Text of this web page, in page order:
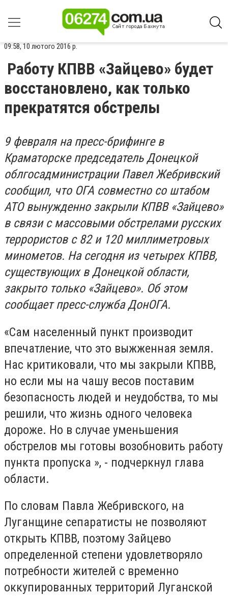
09:58, 10 лютого 2016 р.
Работу КПВВ «Зайцево» будет
восстановлено, как только
прекратятся обстрелы
9 февраля на пресс-брифинге в
Краматорске председатель Донецкой
облгосадминистрации Павел Жебривский
сообщил, что ОГА совместно со штабом
АТО вынужденно закрыли КПВВ «Зайцево»
в связи с массовыми обстрелами русских
террористов с 82 и 120 миллиметровых
минометов. На сегодня из четырех КПВВ,
существующих в Донецкой области,
закрыто только «Зайцево». Об этом
сообщает пресс-служба ДонОГА.
«Сам населенный пункт производит
впечатление, что это выжженная земля.
Нас критиковали, что мы закрыли КПВВ,
но если мы на чашу весов поставим
безопасность людей и неудобства, то мы
решили, что жизнь одного человека
дороже. Но в случае уменьшения
обстрелов мы готовы возобновить работу
пункта пропуска », - подчеркнул глава
области.
По словам Павла Жебривского, на
Луганщине сепаратисты не позволяют
открыть КПВВ, поэтому Зайцево
определенной степени удовлетворяло
потребности жителей с временно
оккупированных территорий Луганской